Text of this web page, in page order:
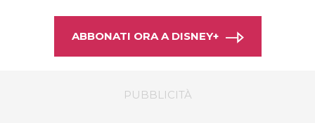
ABBONATI ORA A DISNEY+